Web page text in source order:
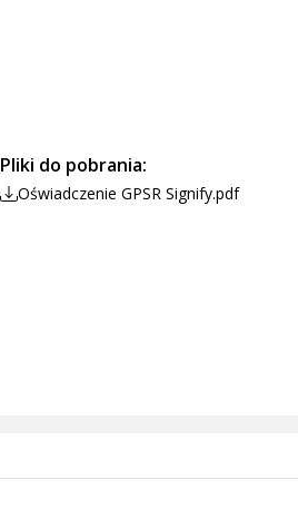
Pliki do pobrania:
Oświadczenie GPSR Signify.pdf